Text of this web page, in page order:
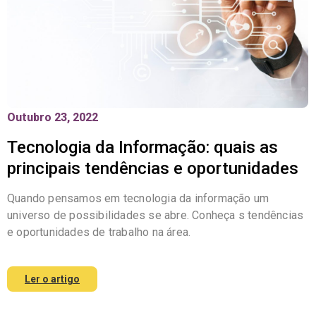
Outubro 23, 2022
Tecnologia da Informação: quais as
principais tendências e oportunidades
Quando pensamos em tecnologia da informação um
universo de possibilidades se abre. Conheça s tendências
e oportunidades de trabalho na área.
Ler o artigo